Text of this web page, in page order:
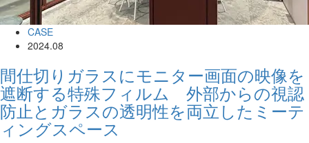
CASE
2024.08
間仕切りガラスにモニター画面の映像を
遮断する特殊フィルム 外部からの視認
防止とガラスの透明性を両立したミーテ
ィングスペース